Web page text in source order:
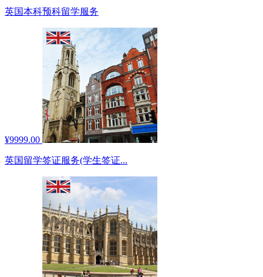
英国本科预科留学服务
¥9999.00
英国留学签证服务(学生签证...